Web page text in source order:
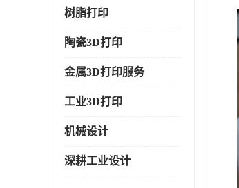
树脂打印
陶瓷3D打印
金属3D打印服务
工业3D打印
机械设计
深耕工业设计